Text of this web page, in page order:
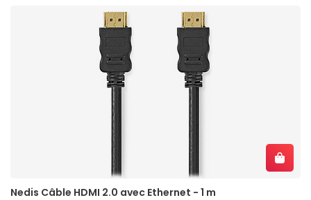
Nedis Câble HDMI 2.0 avec Ethernet - 1 m